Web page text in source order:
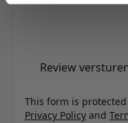
Review
This form is protected
Privacy Policy and